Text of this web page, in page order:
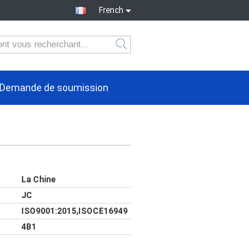
French
Demande de soumission
La Chine
JC
ISO9001:2015,ISOCE16949
4B1